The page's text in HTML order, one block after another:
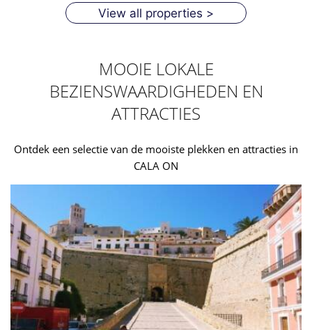
View all properties >
MOOIE LOKALE
BEZIENSWAARDIGHEDEN EN
ATTRACTIES
Ontdek een selectie van de mooiste plekken en attracties in
CALA ON